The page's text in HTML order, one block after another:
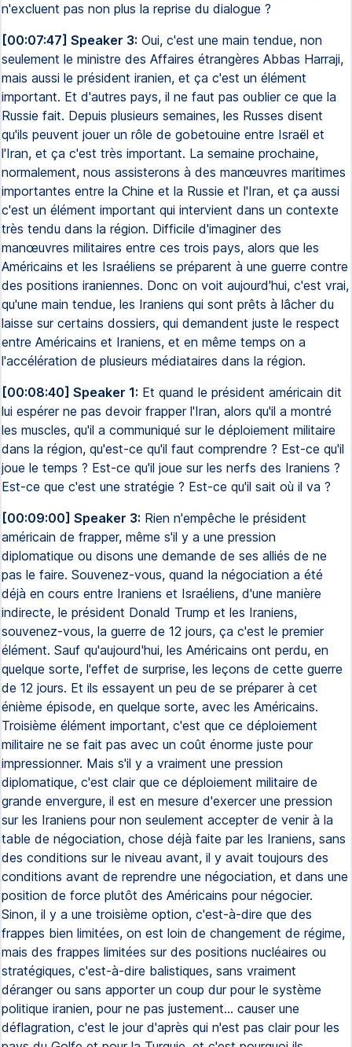
n'excluent pas non plus la reprise du dialogue ?
[00:07:47] Speaker 3: Oui, c'est une main tendue, non
seulement le ministre des Affaires étrangères Abbas Harraji,
mais aussi le président iranien, et ça c'est un élément
important. Et d'autres pays, il ne faut pas oublier ce que la
Russie fait. Depuis plusieurs semaines, les Russes disent
qu'ils peuvent jouer un rôle de gobetouine entre Israël et
l'Iran, et ça c'est très important. La semaine prochaine,
normalement, nous assisterons à des manœuvres maritimes
importantes entre la Chine et la Russie et l'Iran, et ça aussi
c'est un élément important qui intervient dans un contexte
très tendu dans la région. Difficile d'imaginer des
manœuvres militaires entre ces trois pays, alors que les
Américains et les Israéliens se préparent à une guerre contre
des positions iraniennes. Donc on voit aujourd'hui, c'est vrai,
qu'une main tendue, les Iraniens qui sont prêts à lâcher du
laisse sur certains dossiers, qui demandent juste le respect
entre Américains et Iraniens, et en même temps on a
l'accélération de plusieurs médiataires dans la région.
[00:08:40] Speaker 1: Et quand le président américain dit
lui espérer ne pas devoir frapper l'Iran, alors qu'il a montré
les muscles, qu'il a communiqué sur le déploiement militaire
dans la région, qu'est-ce qu'il faut comprendre ? Est-ce qu'il
joue le temps ? Est-ce qu'il joue sur les nerfs des Iraniens ?
Est-ce que c'est une stratégie ? Est-ce qu'il sait où il va ?
[00:09:00] Speaker 3: Rien n'empêche le président
américain de frapper, même s'il y a une pression
diplomatique ou disons une demande de ses alliés de ne
pas le faire. Souvenez-vous, quand la négociation a été
déjà en cours entre Iraniens et Israéliens, d'une manière
indirecte, le président Donald Trump et les Iraniens,
souvenez-vous, la guerre de 12 jours, ça c'est le premier
élément. Sauf qu'aujourd'hui, les Américains ont perdu, en
quelque sorte, l'effet de surprise, les leçons de cette guerre
de 12 jours. Et ils essayent un peu de se préparer à cet
énième épisode, en quelque sorte, avec les Américains.
Troisième élément important, c'est que ce déploiement
militaire ne se fait pas avec un coût énorme juste pour
impressionner. Mais s'il y a vraiment une pression
diplomatique, c'est clair que ce déploiement militaire de
grande envergure, il est en mesure d'exercer une pression
sur les Iraniens pour non seulement accepter de venir à la
table de négociation, chose déjà faite par les Iraniens, sans
des conditions sur le niveau avant, il y avait toujours des
conditions avant de reprendre une négociation, et dans une
position de force plutôt des Américains pour négocier.
Sinon, il y a une troisième option, c'est-à-dire que des
frappes bien limitées, on est loin de changement de régime,
mais des frappes limitées sur des positions nucléaires ou
stratégiques, c'est-à-dire balistiques, sans vraiment
déranger ou sans apporter un coup dur pour le système
politique iranien, pour ne pas justement... causer une
déflagration, c'est le jour d'après qui n'est pas clair pour les